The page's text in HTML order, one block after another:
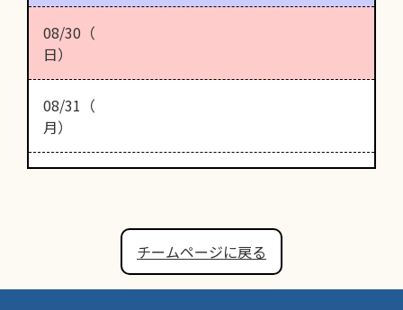
08/30（
日）
08/31（
月）
チームページに戻る